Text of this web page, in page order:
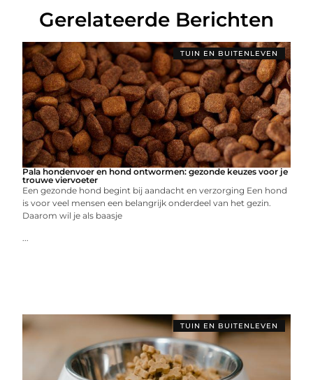
Gerelateerde Berichten
TUIN EN BUITENLEVEN
Pala hondenvoer en hond ontwormen: gezonde keuzes voor je
trouwe viervoeter
Een gezonde hond begint bij aandacht en verzorging Een hond
is voor veel mensen een belangrijk onderdeel van het gezin.
Daarom wil je als baasje
...
TUIN EN BUITENLEVEN